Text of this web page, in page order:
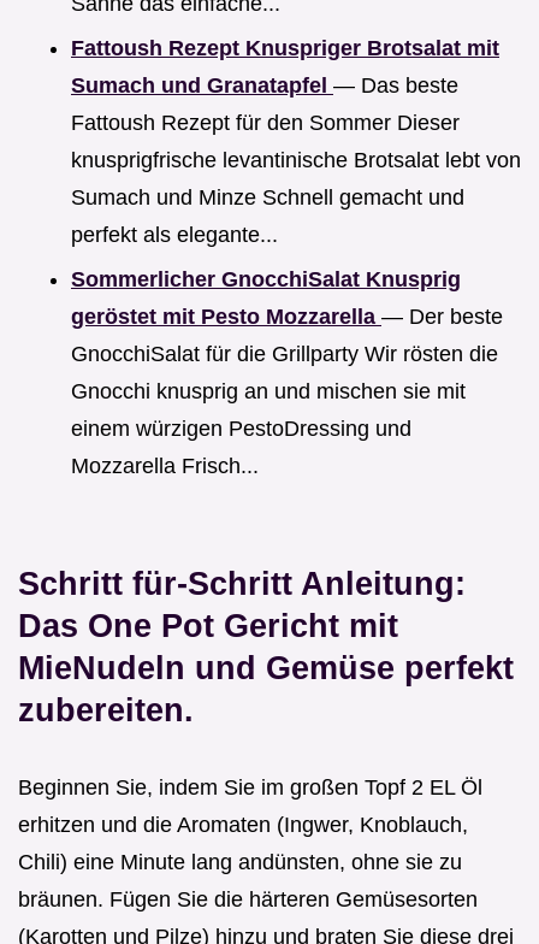
Fattoush Rezept Knuspriger Brotsalat mit
Sumach und Granatapfel — Das beste
Fattoush Rezept für den Sommer Dieser
knusprigfrische levantinische Brotsalat lebt von
Sumach und Minze Schnell gemacht und
perfekt als elegante...
Sommerlicher GnocchiSalat Knusprig
geröstet mit Pesto Mozzarella — Der beste
GnocchiSalat für die Grillparty Wir rösten die
Gnocchi knusprig an und mischen sie mit
einem würzigen PestoDressing und
Mozzarella Frisch...
Schritt für-Schritt Anleitung:
Das One Pot Gericht mit
MieNudeln und Gemüse perfekt
zubereiten.
Beginnen Sie, indem Sie im großen Topf 2 EL Öl
erhitzen und die Aromaten (Ingwer, Knoblauch,
Chili) eine Minute lang andünsten, ohne sie zu
bräunen. Fügen Sie die härteren Gemüsesorten
(Karotten und Pilze) hinzu und braten Sie diese drei